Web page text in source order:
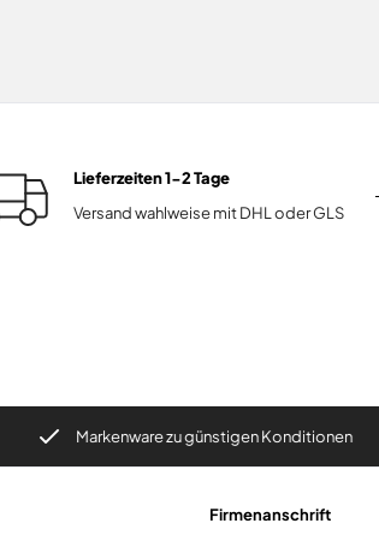
Lieferzeiten 1-2 Tage
Versand wahlweise mit DHL oder GLS
Markenware zu günstigen Konditionen
Firmenanschrift